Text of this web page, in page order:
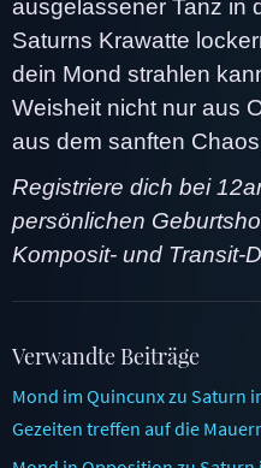
ausgelassener Tanz in
Saturns Krawatte
dein Mond strahlen
Weisheit nicht nur aus
aus dem sanften
Registriere dich bei
persönlichen
Komposit- und Transit-
Verwandte Beiträge
Mond im Quincunx zu Saturn
Gezeiten treffen auf die